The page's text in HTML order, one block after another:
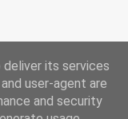
its services
user-agent are
and security